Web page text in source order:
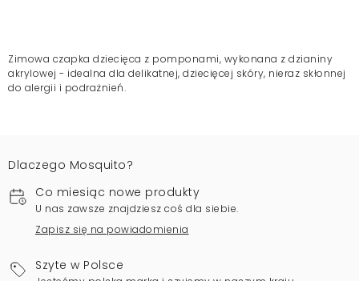
Zimowa czapka dziecięca z pomponami, wykonana z dzianiny
akrylowej - idealna dla delikatnej, dziecięcej skóry, nieraz skłonnej
do alergii i podrażnień.
Dlaczego Mosquito?
Co miesiąc nowe produkty
U nas zawsze znajdziesz coś dla siebie.
Zapisz się na powiadomienia
Szyte w Polsce